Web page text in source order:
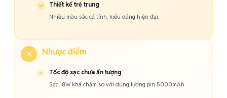
Thiết kế trẻ trung
Nhiều màu sắc cá tính, kiểu dáng hiện đại.
Nhược điểm
Tốc độ sạc chưa ấn tượng
Sạc 18W khá chậm so với dung lượng pin 5000mAh.